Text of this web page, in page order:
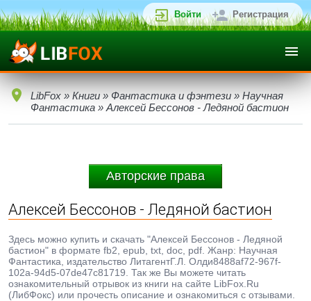
Войти Регистрация
LibFox » Книги » Фантастика и фэнтези » Научная
Фантастика » Алексей Бессонов - Ледяной бастион
Авторские права
Алексей Бессонов - Ледяной бастион
Здесь можно купить и скачать "Алексей Бессонов - Ледяной
бастион" в формате fb2, epub, txt, doc, pdf. Жанр: Научная
Фантастика, издательство ЛитагентГ.Л. Олди8488af72-967f-
102a-94d5-07de47c81719. Так же Вы можете читать
ознакомительный отрывок из книги на сайте LibFox.Ru
(ЛибФокс) или прочесть описание и ознакомиться с отзывами.